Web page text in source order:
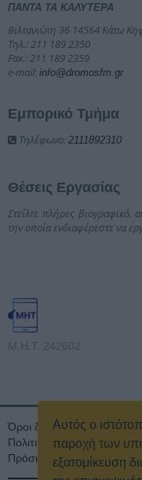
Αυτός ο
παροχή των
εξατομίκευση
ΠΑΝΤΑ ΤΑ ΚΑΛΥΤΕΡΑ
Βιλτανιώτη 36 14564 Κάτω
Τηλ.: 211 189 2350
Fax.: 211 189 2359
e-mail: info@dromosfm.gr
Εμπορικό Τμήμα
Τηλέφωνο: 2111892310
Θέσεις Εργασίας
Στείλτε πλήρες βιογραφικό,
την οποία ενδιαφέρεστε να
Μ.Η.Τ. 242602
Όροι διαγωνισμού Όροι
Πολιτική Απορρήτου &
Πρόσκληση τακτικής